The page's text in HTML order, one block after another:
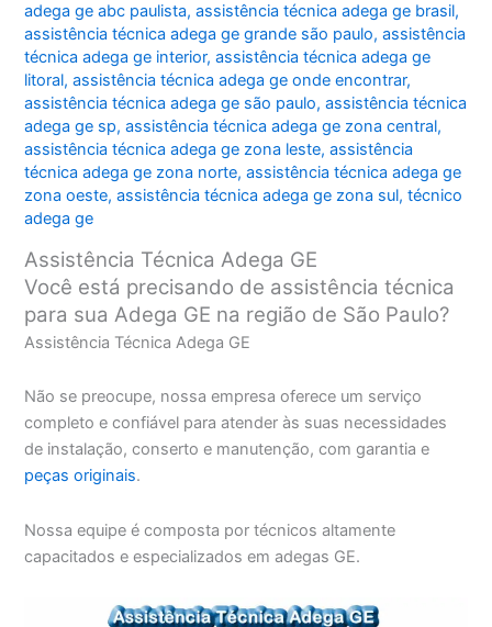
adega ge abc paulista,assistência técnica adega ge brasil,
assistência técnica adega ge grande são paulo,assistência
técnica adega ge interior,assistência técnica adega ge
litoral,assistência técnica adega ge onde encontrar,
assistência técnica adega ge são paulo,assistência técnica
adega ge sp,assistência técnica adega ge zona central,
assistência técnica adega ge zona leste,assistência
técnica adega ge zona norte,assistência técnica adega ge
zona oeste,assistência técnica adega ge zona sul,técnico
adega ge
Assistência Técnica Adega GE
Você está precisando de assistência técnica
para sua Adega GE na região de São Paulo?
Assistência Técnica Adega GE
Não se preocupe, nossa empresa oferece um serviço
completo e confiável para atender às suas necessidades
de instalação, conserto e manutenção, com garantia e
peças originais.
Nossa equipe é composta por técnicos altamente
capacitados e especializados em adegas GE.